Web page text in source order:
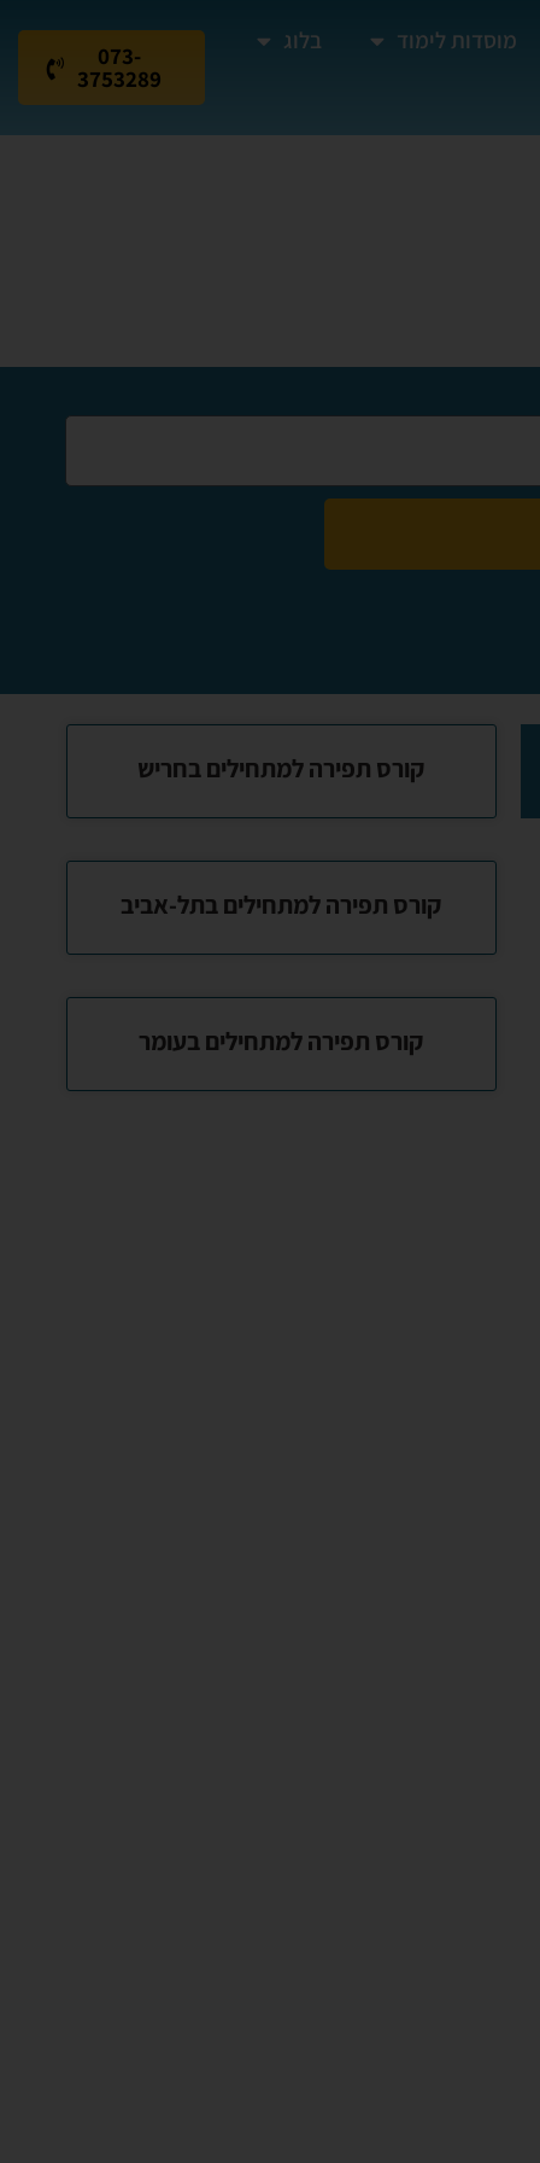
מוסדות לימוד בלוג
073-
3753289
קורס תפירה למתחילים בחריש
קורס תפירה למתחילים בתל-אביב
קורס תפירה למתחילים בעומר